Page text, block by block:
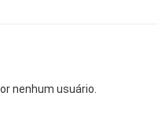
nenhum usuário.